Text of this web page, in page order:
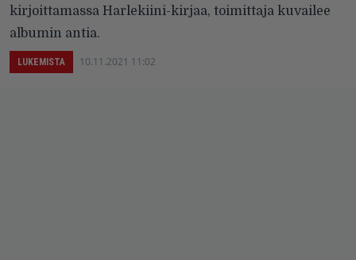
kirjoittamassa Harlekiini-kirjaa, toimittaja kuvailee
albumin antia.
LUKEMISTA 10.11.2021 11:02